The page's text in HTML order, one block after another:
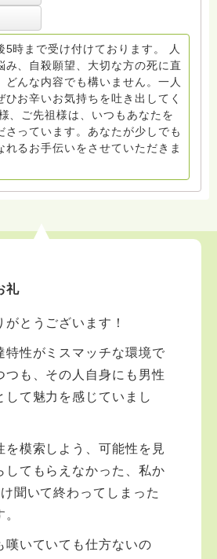
来てください。
5時まで受け付けております。 人
み、自殺願望、大切な方の死に直
どんな内容でも構いません。一人
ひお辛いお気持ちを吐き出してく
、ご先祖様は、いつもあなたを
さっています。あなたが少しでも
れるお手伝いをさせていただきま
礼
とうございます！
特性がミスマッチな環境で
つも、その人自身にも男性
して魅力を感じていまし
を模索しよう、可能性を見
してもらえなかった、私か
聞いて終わってしまった
嘆いていても仕方ないの